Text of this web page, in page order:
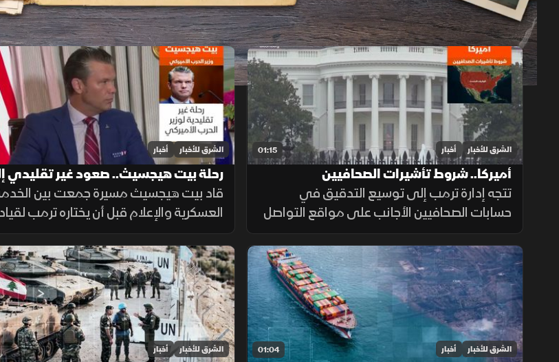
1x auto
حلقات الموسم 2026
01:15 الشرق للأخبار أخبار
أميركا.. شروط تأشيرات الصحافيين
تتجه إدارة ترمب إلى توسيع التدقيق في
حسابات الصحافيين الأجانب على مواقع التواصل
الاجتماعي قبل منح تأشيرات العمل، ضمن
إجراءات أمنية جديدة، فيما لم تحدد الخارجية
الأميركية موعد بدء تطبيقها.
الشرق للأخبار أخبار
رحلة بيت هيجسيث.. صعود غير تقليدي
قيادة البنتاجون
قاد بيت هيجسيث مسيرة جمعت بين
العسكرية والإعلام قبل أن يختاره ترمب
البنتاجون. ومنذ توليه المنصب، ارتبط اسمه
بالجدل، من جلسات المصادقة إلى
وأزمة تسريب خطط عسكرية.
01:04 الشرق للأخبار أخبار الشرق للأخبار أخبار